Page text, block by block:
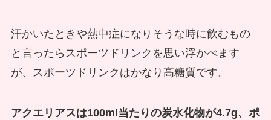
汗かいたときや熱中症になりそうな時に飲むもの
と言ったらスポーツドリンクを思い浮かべます
が、スポーツドリンクはかなり高糖質です。
アクエリアスは100ml当たりの炭水化物が4.7g、ポ